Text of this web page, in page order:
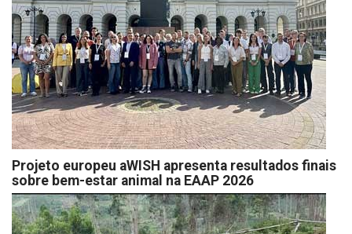
Projeto europeu aWISH apresenta resultados finais
sobre bem-estar animal na EAAP 2026